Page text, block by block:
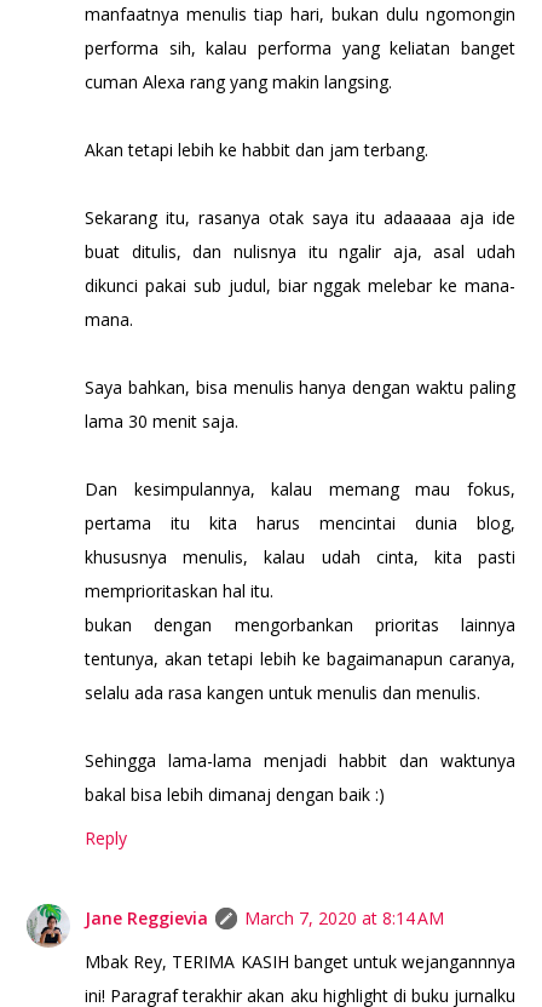
manfaatnya menulis tiap hari, bukan dulu ngomongin
performa sih, kalau performa yang keliatan banget
cuman Alexa rang yang makin langsing.
Akan tetapi lebih ke habbit dan jam terbang.
Sekarang itu, rasanya otak saya itu adaaaaa aja ide
buat ditulis, dan nulisnya itu ngalir aja, asal udah
dikunci pakai sub judul, biar nggak melebar ke mana-
mana.
Saya bahkan, bisa menulis hanya dengan waktu paling
lama 30 menit saja.
Dan kesimpulannya, kalau memang mau fokus,
pertama itu kita harus mencintai dunia blog,
khususnya menulis, kalau udah cinta, kita pasti
memprioritaskan hal itu.
bukan dengan mengorbankan prioritas lainnya
tentunya, akan tetapi lebih ke bagaimanapun caranya,
selalu ada rasa kangen untuk menulis dan menulis.
Sehingga lama-lama menjadi habbit dan waktunya
bakal bisa lebih dimanaj dengan baik :)
Reply
Jane Reggievia
March 7, 2020 at 8:14 AM
Mbak Rey, TERIMA KASIH banget untuk wejangannnya
ini! Paragraf terakhir akan aku highlight di buku jurnalku